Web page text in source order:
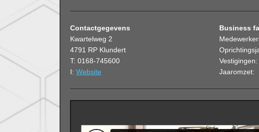
Contactgegevens
Kwartelweg 2
4791 RP Klundert
T: 0168-745600
I: Website
Business
Vestigingen:
Jaaromzet: